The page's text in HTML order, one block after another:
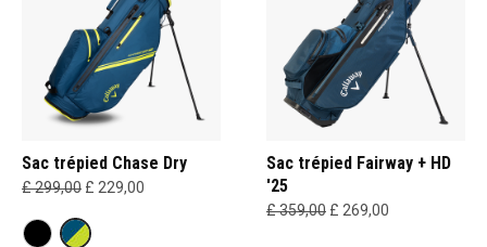
Sac trépied Chase Dry
£ 299,00 £ 229,00
Sac trépied Fairway + HD
'25
£ 359,00 £ 269,00